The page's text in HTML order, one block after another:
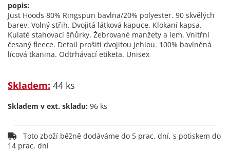
popis:
Just Hoods 80% Ringspun bavlna/20% polyester. 90 skvělých
barev. Volný střih. Dvojitá látková kapuce. Klokaní kapsa.
Kulaté stahovací šňůrky. Žebrované manžety a lem. Vnitřní
česaný fleece. Detail prošití dvojitou jehlou. 100% bavlněná
lícová tkanina. Odtrhávací etiketa. Unisex
Skladem: 44 ks
Skladem v ext. skladu: 96 ks
14 prac. dní